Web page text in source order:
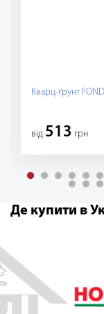
Кварц-ґрунт
вiд 513 грн
Де купити в